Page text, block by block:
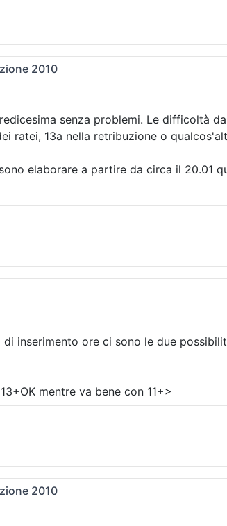
2010
senza problemi. Le difficoltà
ratei, 13a nella retribuzione o
elaborare a partire da circa il 20.01
inserimento ore ci sono le due
mentre va bene con 11+>
2010